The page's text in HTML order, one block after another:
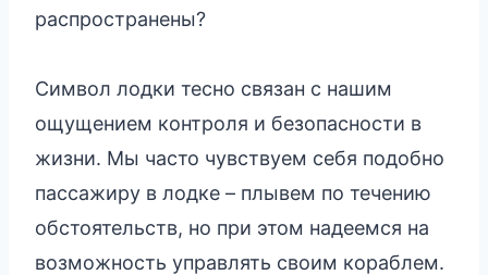
распространены?
Символ лодки тесно связан с нашим
ощущением контроля и безопасности в
жизни. Мы часто чувствуем себя подобно
пассажиру в лодке – плывем по течению
обстоятельств, но при этом надеемся на
возможность управлять своим кораблем.